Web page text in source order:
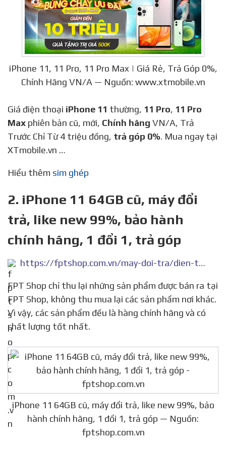
iPhone 11, 11 Pro, 11 Pro Max | Giá Rẻ, Trả Góp 0%,
Chính Hãng VN/A — Nguồn: www.xtmobile.vn
Giá điện thoại iPhone 11 thường, 11 Pro, 11 Pro
Max phiên bản cũ, mới, Chính hãng VN/A, Trả
Trước Chỉ Từ 4 triệu đồng, trả góp 0%. Mua ngay tại
XTmobile.vn …
Hiểu thêm sim ghép
2. iPhone 11 64GB cũ, máy đổi
trả, like new 99%, bảo hành
chính hãng, 1 đổi 1, trả góp
https://fptshop.com.vn/may-doi-tra/dien-thoai-cu-gia-re/iphone-11-64gb-htm
FPT Shop chỉ thu lại những sản phẩm được bán ra tại
FPT Shop, không thu mua lại các sản phẩm nơi khác.
Vì vậy, các sản phẩm đều là hàng chính hãng và có
chất lượng tốt nhất.
iPhone 11 64GB cũ, máy đổi trả, like new 99%, bảo
hành chính hãng, 1 đổi 1, trả góp — Nguồn:
fptshop.com.vn